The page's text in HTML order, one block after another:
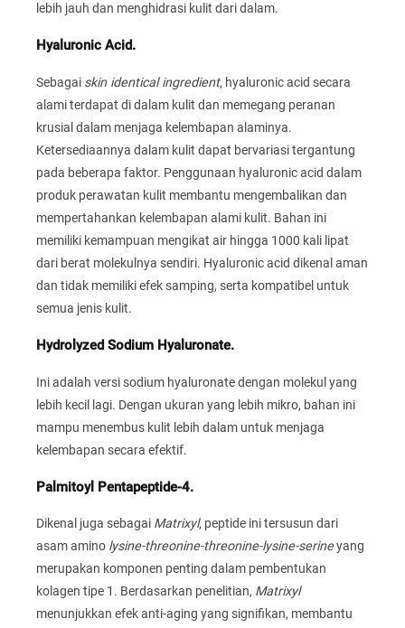
lebih jauh dan menghidrasi kulit dari dalam.
Hyaluronic Acid.
Sebagai skin identical ingredient, hyaluronic acid secara
alami terdapat di dalam kulit dan memegang peranan
krusial dalam menjaga kelembapan alaminya.
Ketersediaannya dalam kulit dapat bervariasi tergantung
pada beberapa faktor. Penggunaan hyaluronic acid dalam
produk perawatan kulit membantu mengembalikan dan
mempertahankan kelembapan alami kulit. Bahan ini
memiliki kemampuan mengikat air hingga 1000 kali lipat
dari berat molekulnya sendiri. Hyaluronic acid dikenal aman
dan tidak memiliki efek samping, serta kompatibel untuk
semua jenis kulit.
Hydrolyzed Sodium Hyaluronate.
Ini adalah versi sodium hyaluronate dengan molekul yang
lebih kecil lagi. Dengan ukuran yang lebih mikro, bahan ini
mampu menembus kulit lebih dalam untuk menjaga
kelembapan secara efektif.
Palmitoyl Pentapeptide-4.
Dikenal juga sebagai Matrixyl, peptide ini tersusun dari
asam amino lysine-threonine-threonine-lysine-serineyang
merupakan komponen penting dalam pembentukan
kolagen tipe 1. Berdasarkan penelitian, Matrixyl
menunjukkan efek anti-aging yang signifikan, membantu